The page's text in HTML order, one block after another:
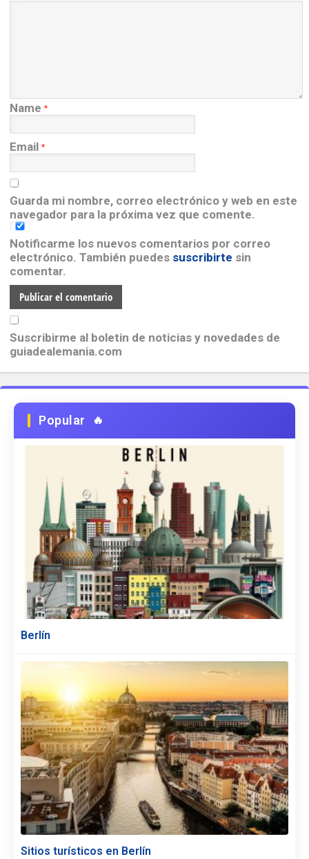
Name *
Email *
Guarda mi nombre, correo electrónico y web en este
navegador para la próxima vez que comente.
Notificarme los nuevos comentarios por correo
electrónico. También puedes suscribirte sin
comentar.
Suscribirme al boletin de noticias y novedades de
guiadealemania.com
Popular
Berlín
Sitios turísticos en Berlín